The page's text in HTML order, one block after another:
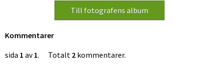
Kommentarer
sida 1 av1. Totalt 2 kommentarer.